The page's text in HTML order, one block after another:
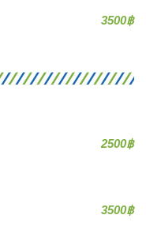
3500฿
2500฿
3500฿